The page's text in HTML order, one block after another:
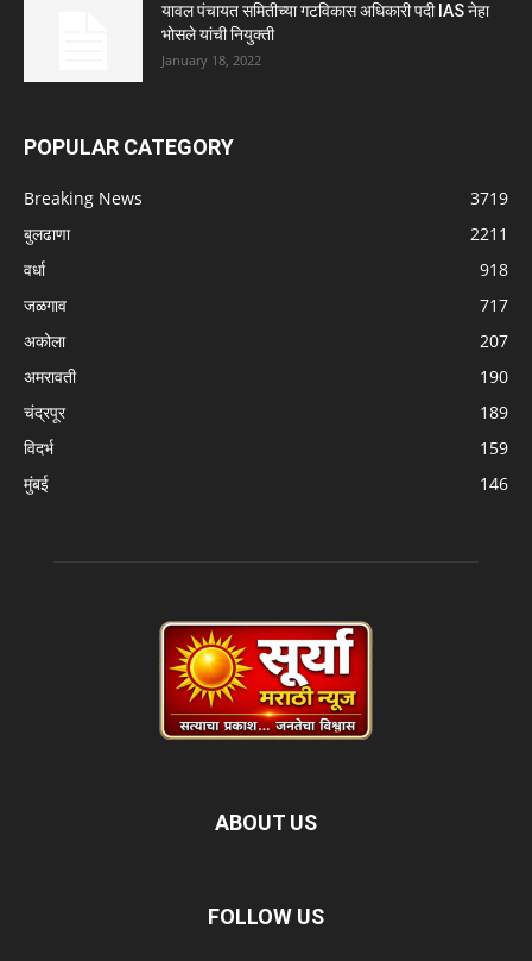
यावल पंचायत समितीच्या गटविकास अधिकारी पदी IAS नेहा
भोसले यांची नियुक्ती
January 18, 2022
POPULAR CATEGORY
Breaking News
3719
बुलढाणा
2211
वर्धा
918
जळगाव
717
अकोला
207
अमरावती
190
चंद्रपूर
189
विदर्भ
159
मुंबई
146
ABOUT US
FOLLOW US